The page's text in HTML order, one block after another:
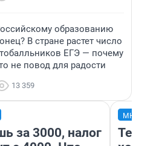
образованию
В стране растет число
ЕГЭ — почему
не повод для радости
13 359
за 3000, налог